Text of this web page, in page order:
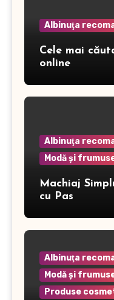
Albinuţa
Cele mai
online
Albinuţa
Modă şi
Machiaj
cu Pas
Albinuţa
Modă şi
Produse